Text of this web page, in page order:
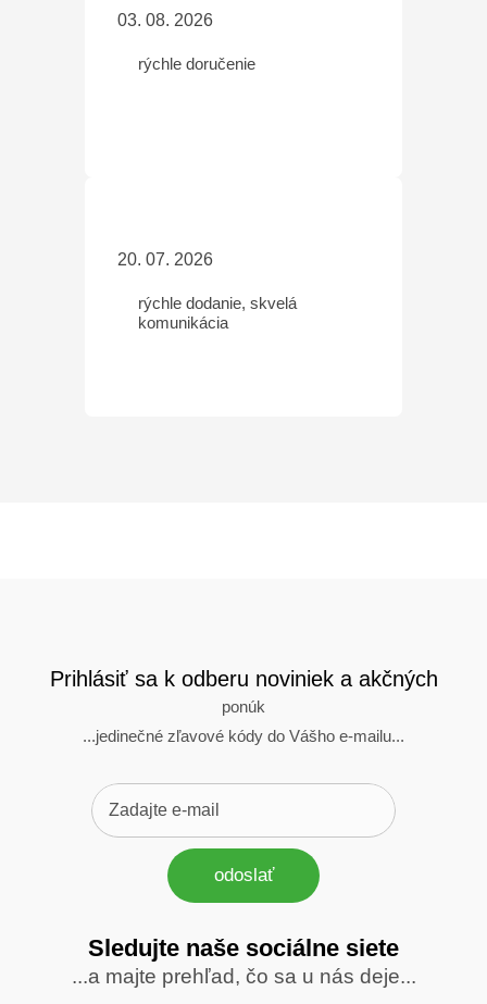
03. 08. 2026
rýchle doručenie
20. 07. 2026
rýchle dodanie, skvelá
komunikácia
Prihlásiť sa k odberu noviniek a akčných
ponúk
...jedinečné zľavové kódy do Vášho e-mailu...
odoslať
Sledujte
nás
Sledujte naše sociálne siete
...a majte prehľad, čo sa u nás deje...